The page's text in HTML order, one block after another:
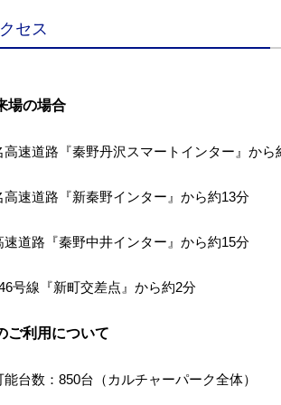
セス
場の場合
高速道路『秦野丹沢スマートインター』から
高速道路『新秦野インター』から約13分
速道路『秦野中井インター』から約15分
号線『新町交差点』から約2分
ご利用について
能台数：850台（カルチャーパーク全体）